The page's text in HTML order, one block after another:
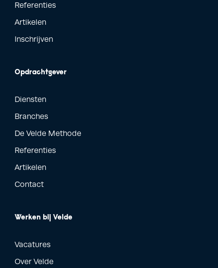
Referenties
Artikelen
Inschrijven
Opdrachtgever
Diensten
Branches
De Velde Methode
Referenties
Artikelen
Contact
Werken bij Velde
Vacatures
Over Velde